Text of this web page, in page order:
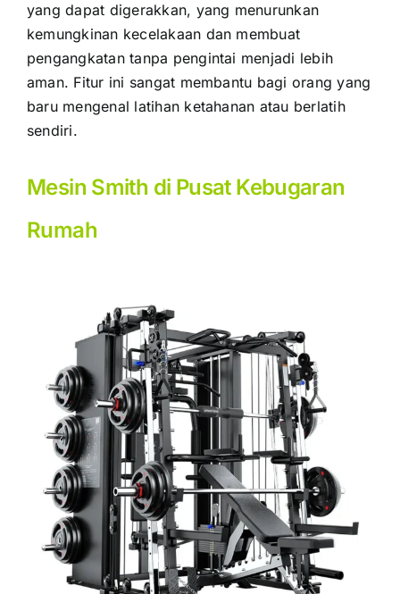
yang dapat digerakkan, yang menurunkan
kemungkinan kecelakaan dan membuat
pengangkatan tanpa pengintai menjadi lebih
aman. Fitur ini sangat membantu bagi orang yang
baru mengenal latihan ketahanan atau berlatih
sendiri.
Mesin Smith di Pusat Kebugaran
Rumah